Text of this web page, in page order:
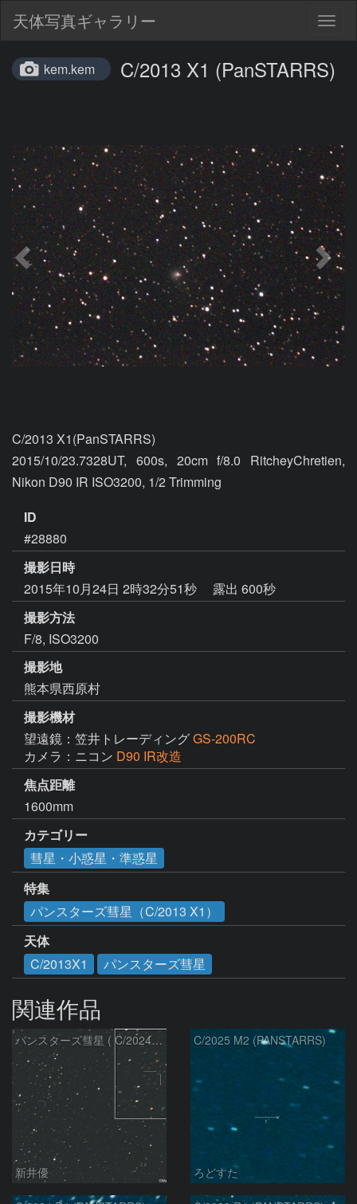
天体写真ギャラリー
kem.kem C/2013 X1 (PanSTARRS)
C/2013 X1(PanSTARRS)
2015/10/23.7328UT, 600s, 20cm f/8.0 RitcheyChretien,
Nikon D90 IR ISO3200, 1/2 Trimming
ID
#28880
撮影日時
2015年10月24日 2時32分51秒
露出 600秒
撮影方法
F/8, ISO3200
撮影地
熊本県西原村
撮影機材
望遠鏡：笠井トレーディングGS-200RC
カメラ：ニコン D90 IR改造
焦点距離
1600mm
カテゴリー
彗星・小惑星・準惑星
特集
パンスターズ彗星（C/2013 X1）
天体
C/2013X1
パンスターズ彗星
関連作品
パンスターズ彗星 ( C/2024R4 )：2026/07/27
新井優
C/2025 M2 (PANSTARRS)
ろどすた